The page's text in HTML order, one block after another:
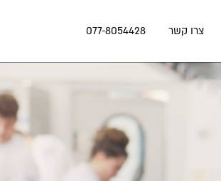
צרו קשר 077-8054428